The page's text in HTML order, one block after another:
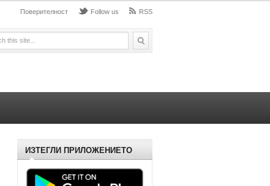
Поверителност Follow us RSS
ИЗТЕГЛИ ПРИЛОЖЕНИЕТО